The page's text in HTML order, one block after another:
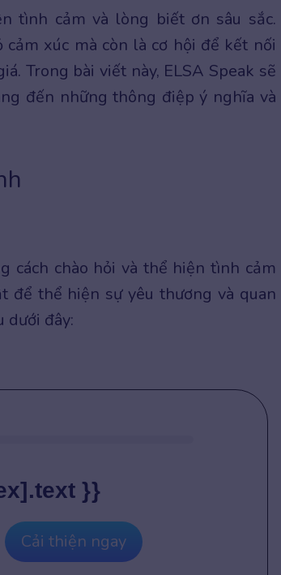
tình cảm và lòng biết ơn sâu sắc.
xúc mà còn là cơ hội để kết nối
Trong bài viết này, ELSA Speak sẽ
đến những thông điệp ý nghĩa và
cách chào hỏi và thể hiện tình cảm
để thể hiện sự yêu thương và quan
dưới đây:
}}
Cải thiện ngay